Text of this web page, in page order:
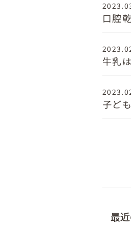
口腔
牛乳
子ど
最